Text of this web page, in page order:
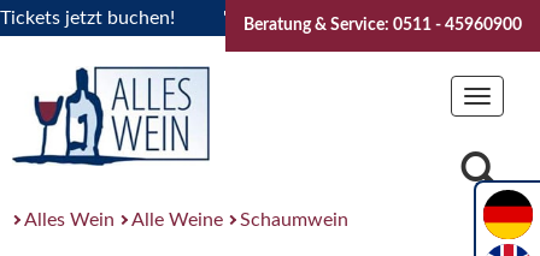
jetzt buchen! "Das Sommerfest 2026" Vive la
Beratung & Service: 0511 - 45960900
Toggle
Alles Wein Alle Weine Schaumwein